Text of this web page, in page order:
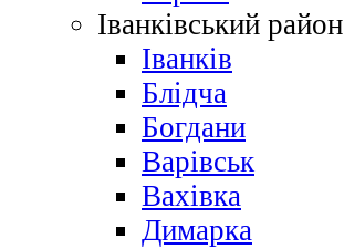
Іванківський район
Іванків
Блідча
Богдани
Варівськ
Вахівка
Димарка